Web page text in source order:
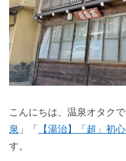
こんにちは、温泉オタク
泉 」「 【湯治】「超」初
す。